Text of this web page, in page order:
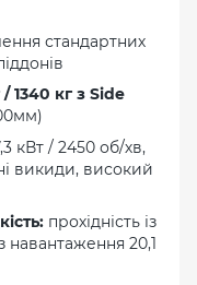
стандартних
1340 кг з Side
кВт / 2450 об/хв,
викиди, високий
прохідність із
навантаження 20,1